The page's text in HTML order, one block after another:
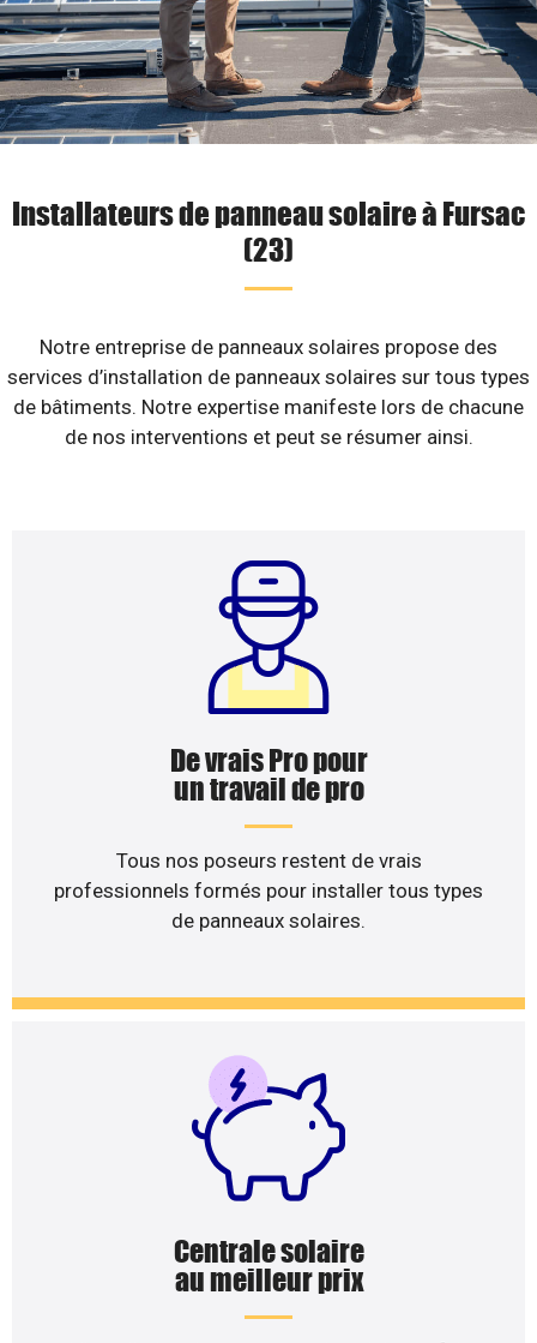
Installateurs de panneau solaire à Fursac
(23)
Notre entreprise de panneaux solaires propose des
services d’installation de panneaux solaires sur tous types
de bâtiments. Notre expertise manifeste lors de chacune
de nos interventions et peut se résumer ainsi.
De vrais Pro pour
un travail de pro
Tous nos poseurs restent de vrais
professionnels formés pour installer tous types
de panneaux solaires.
Centrale solaire
au meilleur prix